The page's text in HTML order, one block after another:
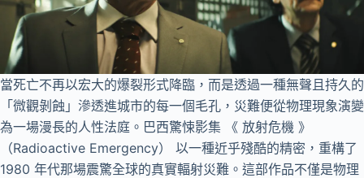
當死亡不再以宏大的爆裂形式降臨，而是透過一種無聲且持久的
「微觀剝蝕」滲透進城市的每一個毛孔，災難便從物理現象演變
為一場漫長的人性法庭。巴西驚悚影集 《 放射危機 》
（Radioactive Emergency） 以一種近乎殘酷的精密，重構了
1980 年代那場震驚全球的真實輻射災難。這部作品不僅是物理